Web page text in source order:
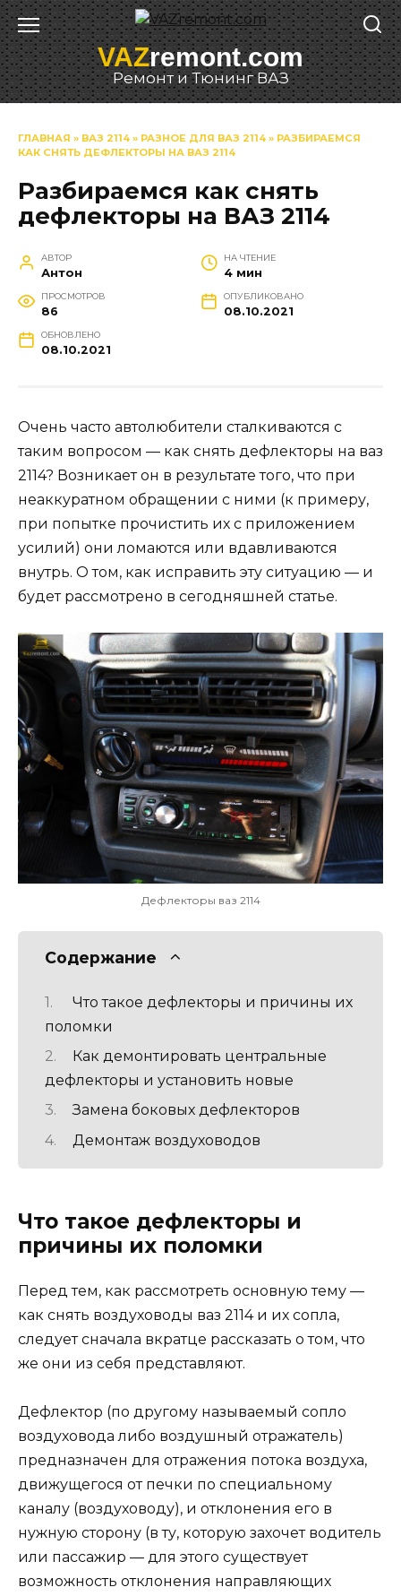
Перейти
к
содержаниюVAZremont.com
Ремонт и Тюнинг ВАЗ
ГЛАВНАЯ » ВАЗ 2114 » РАЗНОЕ ДЛЯ ВАЗ 2114 » РАЗБИРАЕМСЯ
КАК СНЯТЬ ДЕФЛЕКТОРЫ НА ВАЗ 2114
Разбираемся как снять
дефлекторы на ВАЗ 2114
АВТОР
Антон
НА ЧТЕНИЕ
4 мин
ПРОСМОТРОВ
86
ОПУБЛИКОВАНО
08.10.2021
ОБНОВЛЕНО
08.10.2021
Очень часто автолюбители сталкиваются с
таким вопросом — как снять дефлекторы на ваз
2114? Возникает он в результате того, что при
неаккуратном обращении с ними (к примеру,
при попытке прочистить их с приложением
усилий) они ломаются или вдавливаются
внутрь. О том, как исправить эту ситуацию — и
будет рассмотрено в сегодняшней статье.
Дефлекторы ваз 2114
Содержание
Что такое дефлекторы и причины их
поломки
Как демонтировать центральные
дефлекторы и установить новые
Замена боковых дефлекторов
Демонтаж воздуховодов
Что такое дефлекторы и
причины их поломки
Перед тем, как рассмотреть основную тему —
как снять воздуховоды ваз 2114 и их сопла,
следует сначала вкратце рассказать о том, что
же они из себя представляют.
Дефлектор (по другому называемый сопло
воздуховода либо воздушный отражатель)
предназначен для отражения потока воздуха,
движущегося от печки по специальному
каналу (воздуховоду), и отклонения его в
нужную сторону (в ту, которую захочет водитель
или пассажир — для этого существует
возможность отклонения направляющих